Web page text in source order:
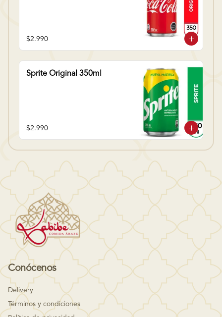
$2.990
Sprite Original 350ml
$2.990
Conócenos
Delivery
Términos y condiciones